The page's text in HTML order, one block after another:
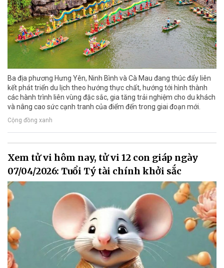
Ba địa phương Hưng Yên, Ninh Bình và Cà Mau đang thúc đẩy liên
kết phát triển du lịch theo hướng thực chất, hướng tới hình thành
các hành trình liên vùng đặc sắc, gia tăng trải nghiệm cho du khách
và nâng cao sức cạnh tranh của điểm đến trong giai đoạn mới.
Cộng đồng xanh
Xem tử vi hôm nay, tử vi 12 con giáp ngày
07/04/2026: Tuổi Tý tài chính khởi sắc